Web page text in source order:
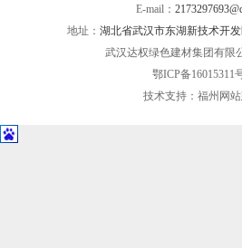
E-mail：
地址： 湖北省武汉市东湖新技术开
武汉达权绿色建材集团有限
鄂ICP备16015311
技术支持： 福州网